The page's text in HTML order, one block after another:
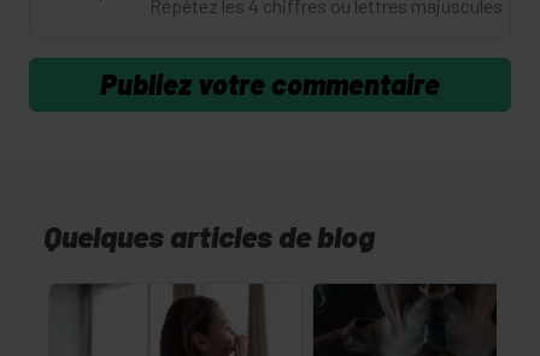
Quelques articles de blog